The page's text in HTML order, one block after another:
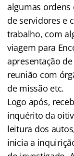
algumas
de servidores e
trabalho, com
viagem para
apresentação
reunião com
de missão etc.
Logo após,
inquérito da
leitura dos
inicia a